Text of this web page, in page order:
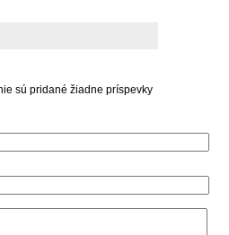
sú pridané žiadne príspevky